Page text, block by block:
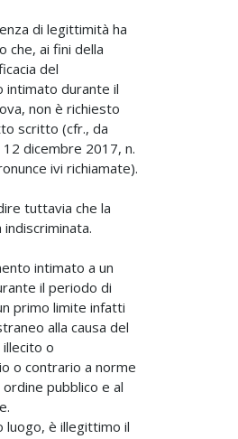
di legittimità ha
che, ai fini della
del
intimato durante il
non è richiesto
scritto (cfr., da
12 dicembre 2017, n.
ivi richiamate).
tuttavia che la
intimato a un
il periodo di
primo limite infatti
alla causa del
o
o contrario a norme
pubblico e al
è illegittimo il